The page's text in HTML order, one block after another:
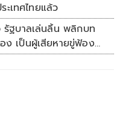
ะเทศไทยแล้ว
ฐบาลเล่นลิ้น พลิกบท
เป็นผู้เสียหายขู่ฟ้อง